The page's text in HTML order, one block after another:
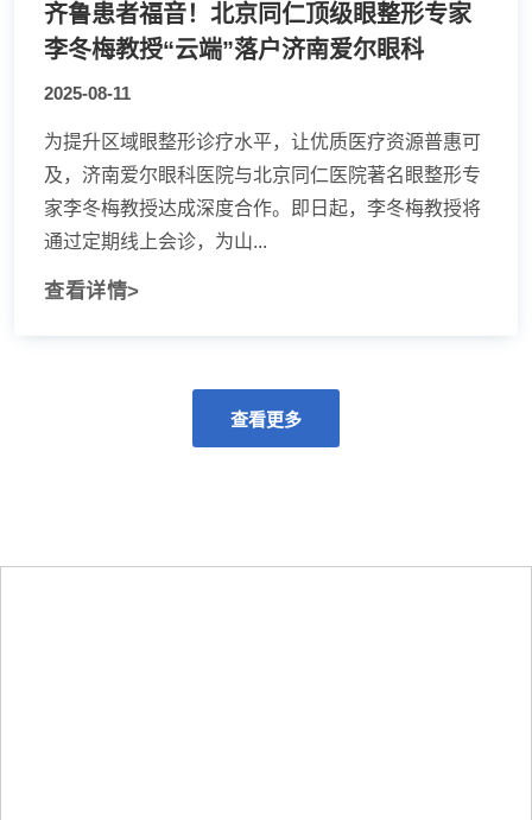
齐鲁患者福音！北京同仁顶级眼整形专家
李冬梅教授“云端”落户济南爱尔眼科
2025-08-11
为提升区域眼整形诊疗水平，让优质医疗资源普惠可
及，济南爱尔眼科医院与北京同仁医院著名眼整形专
家李冬梅教授达成深度合作。即日起，李冬梅教授将
通过定期线上会诊，为山...
查看详情>
查看更多